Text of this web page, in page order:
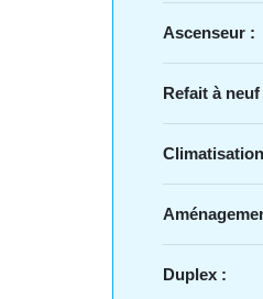
Ascenseur :
Refait à neuf
Duplex :